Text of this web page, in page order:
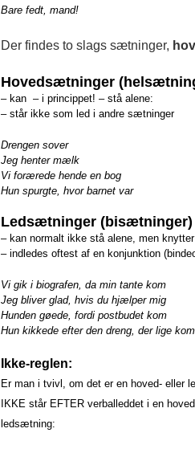
Bare fedt, mand!
Der findes to slags sætninger,
Hovedsætninger
– kan – i princippet! – stå alene:
– står ikke som led i andre sætninger
Drengen sover
Jeg henter mælk
Vi forærede hende en bog
Hun spurgte, hvor barnet var
Ledsætninger (bisætninger)
– kan normalt ikke stå alene, men
– indledes oftest af en konjunktion
Vi gik i biografen, da min tante kom
Jeg bliver glad, hvis du hjælper mig
Hunden gøede, fordi postbudet kom
Hun kikkede efter den dreng, der lige
Ikke-reglen:
Er man i tvivl, om det er en hoved- eller
IKKE står EFTER verballeddet i en
ledsætning: